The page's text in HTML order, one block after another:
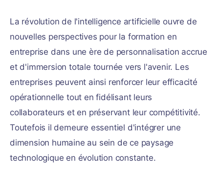
La révolution de l'intelligence artificielle ouvre de
nouvelles perspectives pour la formation en
entreprise dans une ère de personnalisation accrue
et d'immersion totale tournée vers l'avenir. Les
entreprises peuvent ainsi renforcer leur efficacité
opérationnelle tout en fidélisant leurs
collaborateurs et en préservant leur compétitivité.
Toutefois il demeure essentiel d'intégrer une
dimension humaine au sein de ce paysage
technologique en évolution constante.